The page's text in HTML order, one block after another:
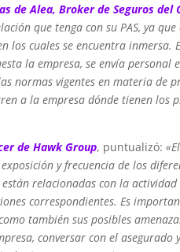
de Alea, Broker de Seguros del
que tenga con su PAS, ya
los cuales se encuentra inmersa.
la empresa, se envía personal
normas vigentes en materia de
a la empresa dónde tienen los
de Hawk Group, puntualizó:
y frecuencia de los
relacionadas con la
correspondientes. Es
también sus posibles
conversar con el asegurado